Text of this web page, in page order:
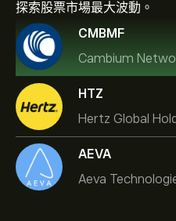
探索股票市場最大波動。
CMBMF
Cambium
HTZ
Hertz Global
AEVA
Aeva